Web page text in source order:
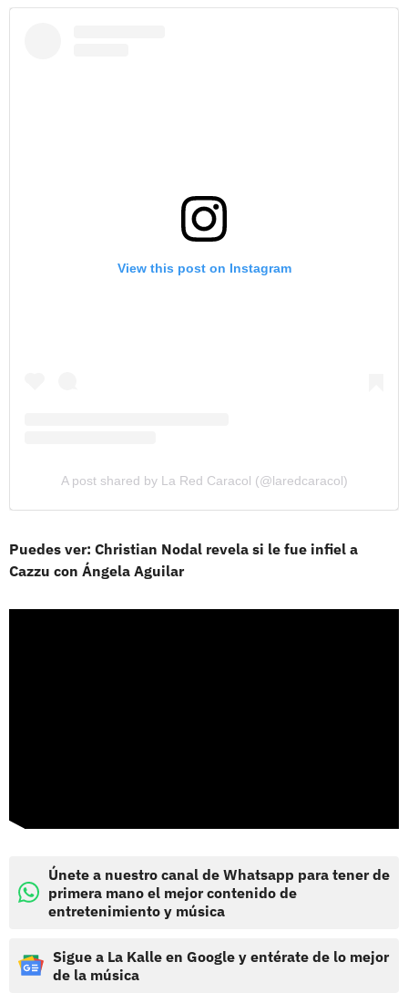
View this post on Instagram
A post shared by La Red Caracol (@laredcaracol)
Puedes ver: Christian Nodal revela si le fue infiel a
Cazzu con Ángela Aguilar
Únete a nuestro canal de Whatsapp para tener de
primera mano el mejor contenido de
entretenimiento y música
Sigue a La Kalle en Google y entérate de lo mejor
de la música